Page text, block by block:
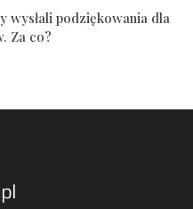
wysłali podziękowania dla
Za co?